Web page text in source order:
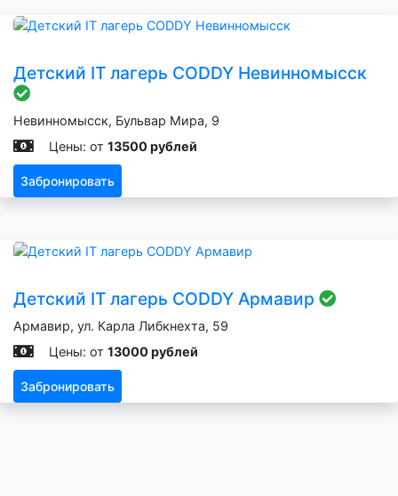
Детский IT лагерь CODDY Невинномысск
Невинномысск, Бульвар Мира, 9
Цены: от 13500 рублей
Забронировать
Детский IT лагерь CODDY Армавир
Армавир, ул. Карла Либкнехта, 59
Цены: от 13000 рублей
Забронировать